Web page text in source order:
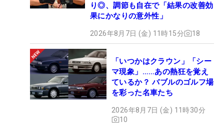
り◎、調節も自在で「結果の改善効
果にかなりの意外性」
2026年8月7日 (金) 11時15分 18
「いつかはクラウン」「シー
マ現象」……あの熱狂を覚え
ているか？ バブルのゴルフ場
を彩った名車たち
2026年8月7日 (金) 11時30分
10